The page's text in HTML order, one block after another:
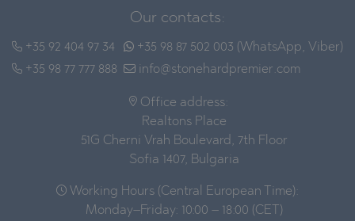
Our contacts:
+35 92 404 97 34
+35 98 77 777 888
+35 98 87 502 003 (WhatsApp, Viber)
info@stonehardpremier.com
Office address:
Realtons Place
51G Cherni Vrah Boulevard, 7th Floor
Sofia 1407, Bulgaria
Working Hours (Central European Time):
Monday–Friday: 10:00 – 18:00 (CET)